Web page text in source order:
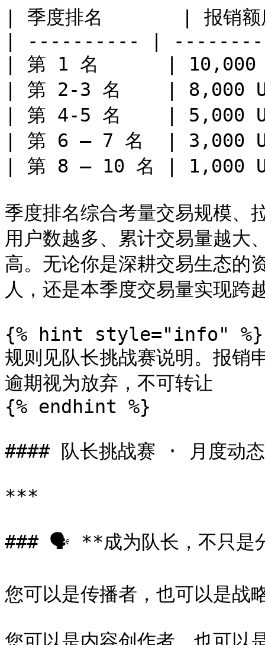
| 季度排名       | 报
| ---------- |
| 第 1 名      | 10,000
| 第 2-3 名    | 8,000
| 第 4-5 名    | 5,000
| 第 6 – 7 名  | 3,000
| 第 8 – 10 名 | 1,000
季度排名综合考量交易规模、
用户数越多、累计交易量越大
高。无论你是深耕交易生态的
人，还是本季度交易量实现跨
{% hint style="info" %}
规则见队长挑战赛说明。报
逾期视为放弃，不可转让
{% endhint %}
#### 队长挑战赛 · 月度动态
***
### 🗣️ **成为队长，不只是
您可以是传播者，也可以是战